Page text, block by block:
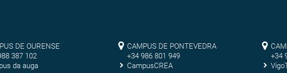
DE OURENSE
387 102
da auga
Campus
CAMPUS DE PONTEVEDRA
+34 986 801 949
CampusCREA
de
+34